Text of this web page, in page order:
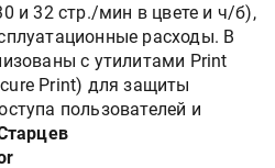
и 32 стр./мин в цвете и ч/б),
расходы. В
с утилитами Print
Print) для защиты
пользователей и